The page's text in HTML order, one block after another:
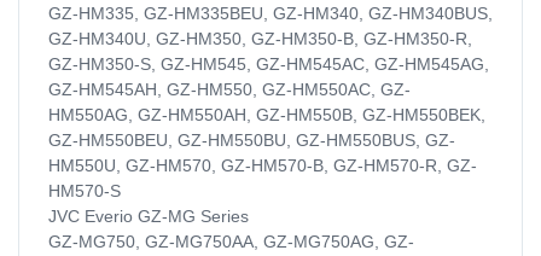
GZ-HM335, GZ-HM335BEU, GZ-HM340, GZ-HM340BUS,
GZ-HM340U, GZ-HM350, GZ-HM350-B, GZ-HM350-R,
GZ-HM350-S, GZ-HM545, GZ-HM545AC, GZ-HM545AG,
GZ-HM545AH, GZ-HM550, GZ-HM550AC, GZ-
HM550AG, GZ-HM550AH, GZ-HM550B, GZ-HM550BEK,
GZ-HM550BEU, GZ-HM550BU, GZ-HM550BUS, GZ-
HM550U, GZ-HM570, GZ-HM570-B, GZ-HM570-R, GZ-
HM570-S
JVC Everio GZ-MG Series
GZ-MG750, GZ-MG750AA, GZ-MG750AG, GZ-